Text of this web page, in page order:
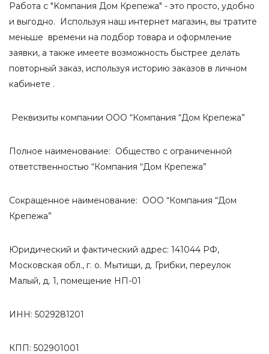
Работа с "Kомпания Дом Крепежа" - это просто, удобно
и выгодно. Используя наш интернет магазин, вы тратите
меньше времени на подбор товара и оформление
заявки, а также имеете возможность быстрее делать
повторный заказ, используя историю заказов в личном
кабинете .
Реквизиты компании ООО “Компания “Дом Крепежа”
Полное наименование: Общество с ограниченной
ответственностью “Компания “Дом Крепежа”
Сокращенное наименование: ООО “Компания “Дом
Крепежа”
Юридический и фактический адрес: 141044 РФ,
Московская обл., г. о. Мытищи, д. Грибки, переулок
Малый, д. 1, помещение НП-01
ИНН: 5029281201
КПП: 502901001